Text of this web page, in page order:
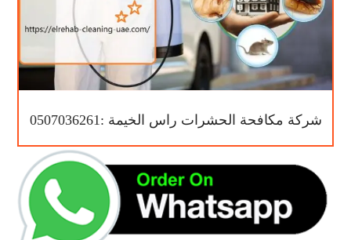
شركة مكافحة الحشرات راس الخيمة :0507036261